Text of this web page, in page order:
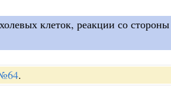
клеток, реакции со
.